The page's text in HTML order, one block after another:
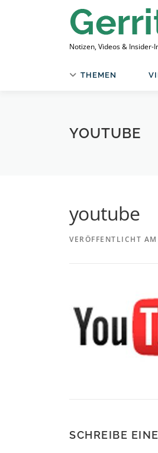
Notizen, Videos &
THEMEN
YOUTUBE
youtube
VERÖFFENTLICHT AM
SCHREIBE